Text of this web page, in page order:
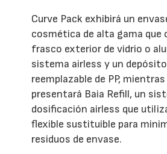
Curve Pack exhibirá un
cosmética de alta gama que
frasco exterior de vidrio o
sistema airless y un
reemplazable de PP,
presentará Baia Refill, un
dosificación airless que
flexible sustituible para
residuos de envase.